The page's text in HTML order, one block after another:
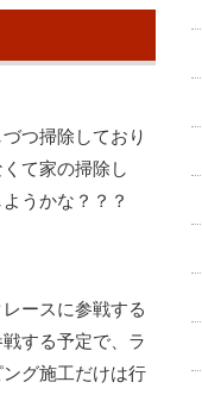
つ掃除しており
て家の掃除し
うかな？？？
ースに参戦する
する予定で、ラ
グ施工だけは行